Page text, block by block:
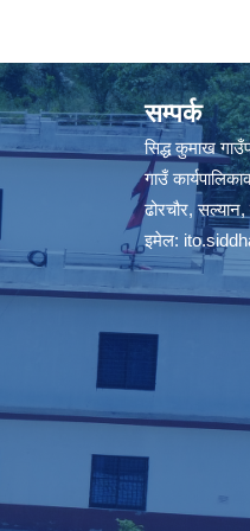
सम्पर्क
सिद्ध कुमाख
गाउँ
ढोरचौर,
इमेल: